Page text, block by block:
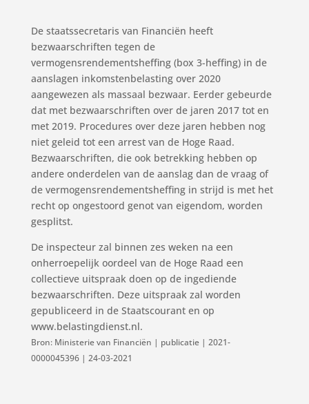
De staatssecretaris van Financiën heeft
bezwaarschriften tegen de
vermogensrendementsheffing (box 3-heffing) in de
aanslagen inkomstenbelasting over 2020
aangewezen als massaal bezwaar. Eerder gebeurde
dat met bezwaarschriften over de jaren 2017 tot en
met 2019. Procedures over deze jaren hebben nog
niet geleid tot een arrest van de Hoge Raad.
Bezwaarschriften, die ook betrekking hebben op
andere onderdelen van de aanslag dan de vraag of
de vermogensrendementsheffing in strijd is met het
recht op ongestoord genot van eigendom, worden
gesplitst.
De inspecteur zal binnen zes weken na een
onherroepelijk oordeel van de Hoge Raad een
collectieve uitspraak doen op de ingediende
bezwaarschriften. Deze uitspraak zal worden
gepubliceerd in de Staatscourant en op
www.belastingdienst.nl.
Bron: Ministerie van Financiën | publicatie | 2021-
0000045396 | 24-03-2021